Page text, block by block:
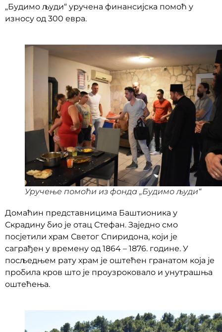
„Будимо људи“ уручена финансијска помоћ у
износу од 300 евра.
Уручење помоћи из фонда „Будимо људи“
Домаћин представницима Баштионика у
Скрадину био је отац Стефан. Заједно смо
посјетили храм Светог Спиридона, који је
саграђен у времену од 1864 – 1876. године. У
посљедњем рату храм је оштећен гранатом која је
пробила кров што је проузроковало и унутрашња
оштећења.